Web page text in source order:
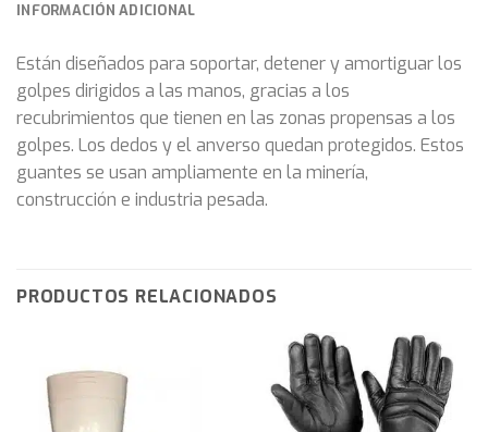
INFORMACIÓN ADICIONAL
Están diseñados para soportar, detener y amortiguar los
golpes dirigidos a las manos, gracias a los
recubrimientos que tienen en las zonas propensas a los
golpes. Los dedos y el anverso quedan protegidos. Estos
guantes se usan ampliamente en la minería,
construcción e industria pesada.
PRODUCTOS RELACIONADOS